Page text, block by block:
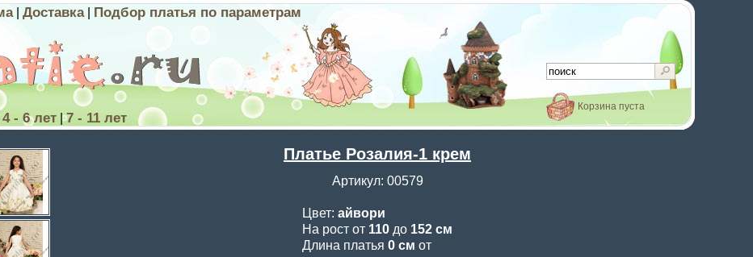
| Доставка| Подбор платья по параметрам
4 - 6 лет |7 - 11 лет
Корзина пуста
Платье Розалия-1 крем
Артикул: 00579
Цвет: айвори
На рост от 110 до 152 см
Длина платья 0 см от